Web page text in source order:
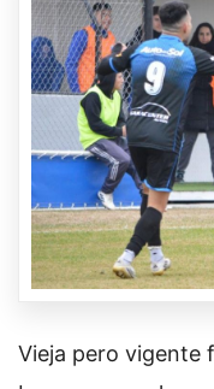
Vieja pero vigente